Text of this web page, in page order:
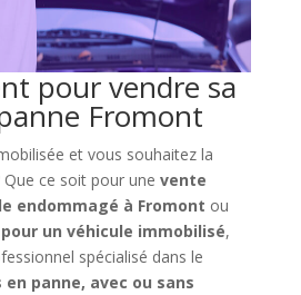
pour vendre sa
Fromont
et vous souhaitez la
ce soit pour une vente
endommagé à Fromont ou
un véhicule immobilisé,
spécialisé dans le
panne, avec ou sans